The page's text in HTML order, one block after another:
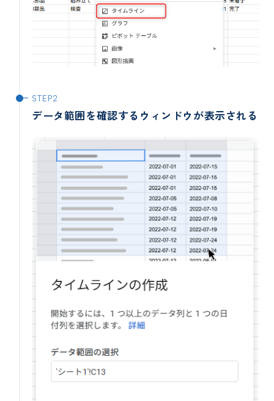
データ範囲を確認するウィンドウが表示される